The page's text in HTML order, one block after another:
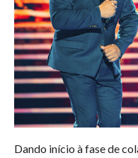
Dando início à fase de